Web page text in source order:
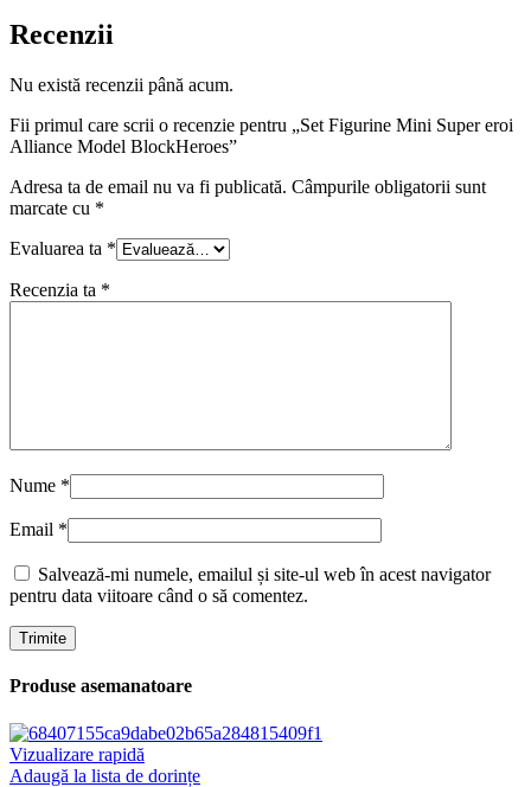
Recenzii
Nu există recenzii până acum.
Fii primul care scrii o recenzie pentru „Set Figurine Mini Super eroi
Alliance Model BlockHeroes”
Adresa ta de email nu va fi publicată. Câmpurile obligatorii sunt
marcate cu *
Evaluarea ta *
Recenzia ta *
Nume *
Email *
Salvează-mi numele, emailul și site-ul web în acest navigator
pentru data viitoare când o să comentez.
Produse asemanatoare
Vizualizare rapidă
Adaugă la lista de dorințe